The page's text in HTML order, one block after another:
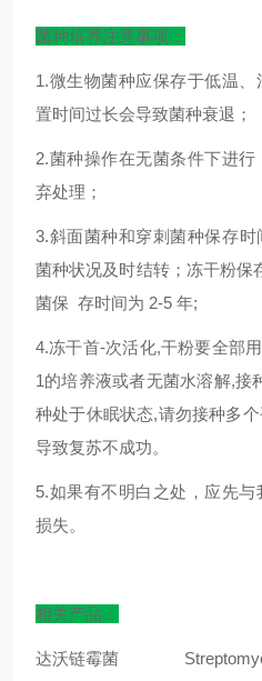
菌种培养注意事项：
1.微生物菌种应保存于低温
置时间过长会导致菌种衰退；
2.菌种操作在无菌条件下进
弃处理；
3.斜面菌种和穿刺菌种保存
菌种状况及时结转；冻干粉保
菌保 存时间为 2-5 年;
4.冻干首-次活化,干粉要全部
1的培养液或者无菌水溶解,接
种处于休眠状态,请勿接种多
导致复苏不成功。
5.如果有不明白之处，应先
损失。
相关产品：
达沃链霉菌